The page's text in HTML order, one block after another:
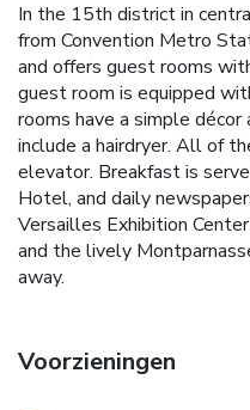
In the 15th district in
from Convention Metro
and offers guest rooms
guest room is equipped
rooms have a simple
include a hairdryer. All of
elevator. Breakfast is
Hotel, and daily
Versailles Exhibition
and the lively
away.
Voorzieningen